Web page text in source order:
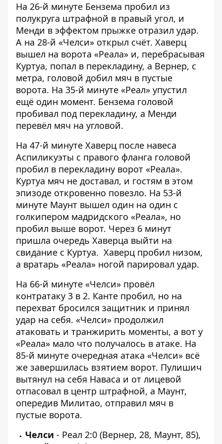
На 26-й минуте Бензема пробил из
полукруга штрафной в правый угол, и
Менди в эффектом прыжке отразил удар.
А на 28-й «Челси» открыл счёт. Хаверц
вышел на ворота «Реала» и, перебрасывая
Куртуа, попал в перекладину, а Вернер, с
метра, головой добил мяч в пустые
ворота. На 35-й минуте «Реал» упустил
ещё один момент. Бензема головой
пробивал под перекладину, а Менди
перевёл мяч на угловой.
На 47-й минуте Хаверц после навеса
Аспиликуэты с правого фланга головой
пробил в перекладину ворот «Реала».
Куртуа мяч не доставал, и гостям в этом
эпизоде откровенно повезло. На 53-й
минуте Маунт вышел один на один с
голкипером мадридского «Реала», но
пробил выше ворот. Через 6 минут
пришла очередь Хаверца выйти на
свидание с Куртуа. Хаверц пробил низом,
а вратарь «Реала» ногой парировал удар.
На 66-й минуте «Челси» провёл
контратаку 3 в 2. Канте пробил, но на
перехват бросился защитник и принял
удар на себя. «Челси» продолжил
атаковать и транжирить моменты, а вот у
«Реала» мало что получалось в атаке. На
85-й минуте очередная атака «Челси» всё
же завершилась взятием ворот. Пулишич
вытянул на себя Наваса и от лицевой
отпасовал в центр штрафной, а Маунт,
опередив Милитао, отправил мяч в
пустые ворота.
Челси - Реал 2:0 (Вернер, 28, Маунт, 85),